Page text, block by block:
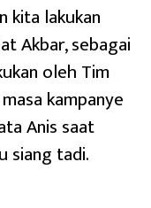
kita lakukan
Akbar, sebagai
oleh Tim
kampanye
Anis saat
siang tadi.